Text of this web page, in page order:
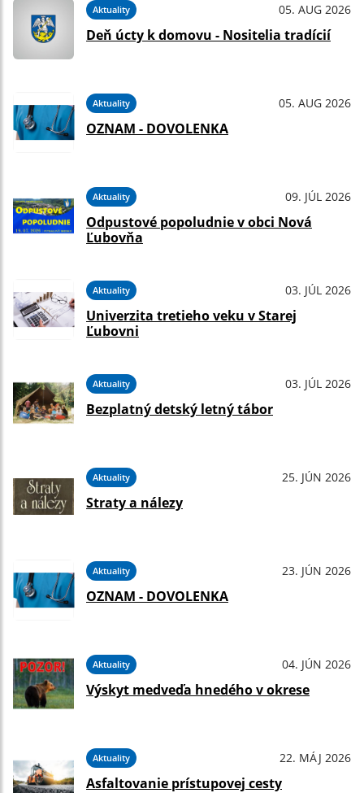
Aktuality 05. AUG 2026
Deň úcty k domovu - Nositelia tradícií
Aktuality 05. AUG 2026
OZNAM - DOVOLENKA
Aktuality 09. JÚL 2026
Odpustové popoludnie v obci Nová
Ľubovňa
Aktuality 03. JÚL 2026
Univerzita tretieho veku v Starej
Ľubovni
Aktuality 03. JÚL 2026
Bezplatný detský letný tábor
Aktuality 25. JÚN 2026
Straty a nálezy
Aktuality 23. JÚN 2026
OZNAM - DOVOLENKA
Aktuality 04. JÚN 2026
Výskyt medveďa hnedého v okrese
Aktuality 22. MÁJ 2026
Asfaltovanie prístupovej cesty